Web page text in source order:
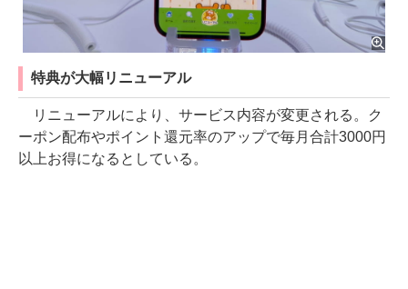
特典が大幅リニューアル
リニューアルにより、サービス内容が変更される。ク
ーポン配布やポイント還元率のアップで毎月合計3000円
以上お得になるとしている。